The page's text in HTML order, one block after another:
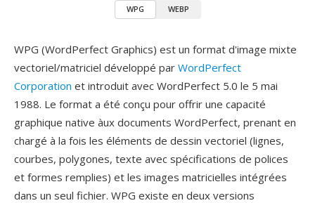
WPG WEBP
WPG (WordPerfect Graphics) est un format d'image mixte
vectoriel/matriciel développé par WordPerfect
Corporation et introduit avec WordPerfect 5.0 le 5 mai
1988. Le format a été conçu pour offrir une capacité
graphique native àux documents WordPerfect, prenant en
chargé à la fois les éléments de dessin vectoriel (lignes,
courbes, polygones, texte avec spécifications de polices
et formes remplies) et les images matricielles intégrées
dans un seul fichier. WPG existe en deux versions